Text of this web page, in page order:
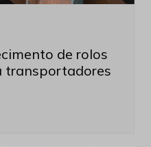
de rolos
transportadores